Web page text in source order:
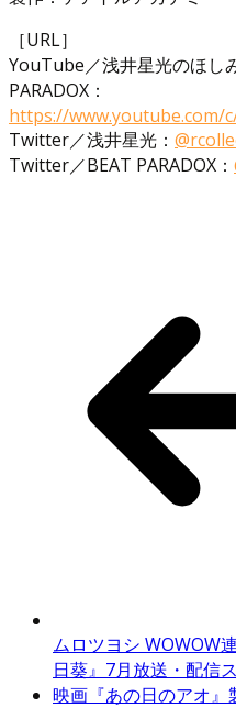
［URL］
YouTube／浅井星光のほし
PARADOX：
https://www.youtube.com/
Twitter／浅井星光：
Twitter／BEAT PARADOX：
ムロツヨシ WOWOW
日葵』7月放送・配信
映画『あの日のアオ』